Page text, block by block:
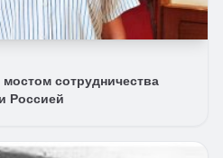
сотрудничества
Россией